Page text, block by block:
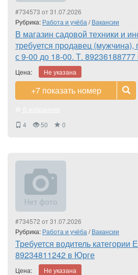
#734573 от 31.07.2026
Рубрика: Работа и учёба /Вакансии
В магазин садовой техники и
требуется продавец (мужчина),
с 9-00 до 18-00. Т.
Цена: Не указана
+7 показать номер
4
50 0
#734572 от 31.07.2026
Рубрика: Работа и учёба /Вакансии
Требуется водитель категории
89234811242 в Юрге
Цена: Не указана